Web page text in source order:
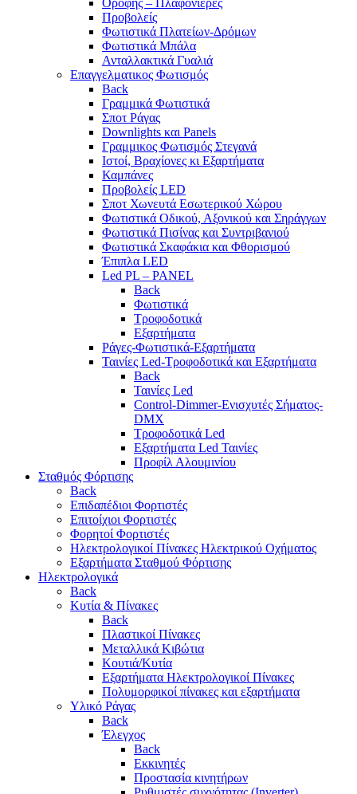
Προβολείς
Φωτιστικά Πλατείων-Δρόμων
Φωτιστικά Μπάλα
Ανταλλακτικά Γυαλιά
Επαγγελματικος Φωτισμός
Back
Γραμμικά Φωτιστικά
Σποτ Ράγας
Downlights και Panels
Γραμμικος Φωτισμός Στεγανά
Ιστοί, Βραχίονες κι Εξαρτήματα
Καμπάνες
Προβολείς LED
Σποτ Χωνευτά Εσωτερικού Χώρου
Φωτιστικά Οδικού, Αξονικού και Σηράγγων
Φωτιστικά Πισίνας και Συντριβανιού
Φωτιστικά Σκαφάκια και Φθορισμού
Έπιπλα LED
Led PL – PANEL
Back
Φωτιστικά
Τροφοδοτικά
Εξαρτήματα
Ράγες-Φωτιστικά-Εξαρτήματα
Ταινίες Led-Τροφοδοτικά και Εξαρτήματα
Back
Ταινίες Led
Control-Dimmer-Ενισχυτές Σήματος-
DMX
Τροφοδοτικά Led
Εξαρτήματα Led Ταινίες
Προφίλ Αλουμινίου
Σταθμός Φόρτισης
Back
Επιδαπέδιοι Φορτιστές
Επιτoίχιοι Φορτιστές
Φορητοί Φορτιστές
Ηλεκτρολογικοί Πίνακες Ηλεκτρικού Οχήματος
Εξαρτήματα Σταθμού Φόρτισης
Ηλεκτρολογικά
Back
Κυτία & Πίνακες
Back
Πλαστικοί Πίνακες
Μεταλλικά Κιβώτια
Κουτιά/Κυτία
Εξαρτήματα Ηλεκτρολογικοί Πίνακες
Πολυμορφικοί πίνακες και εξαρτήματα
Υλικό Ράγας
Back
Έλεγχος
Back
Εκκινητές
Προστασία κινητήρων